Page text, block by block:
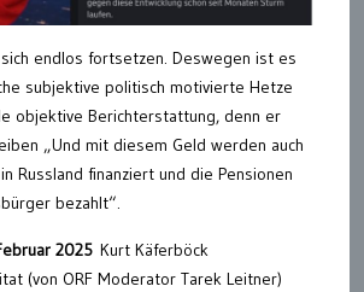
endlos fortsetzen. Deswegen ist es
subjektive politisch motivierte Hetze
objektive Berichterstattung, denn er
„Und mit diesem Geld werden auch
Russland finanziert und die Pensionen
bezahlt“.
2025 Kurt Käferböck
(von ORF Moderator Tarek Leitner)